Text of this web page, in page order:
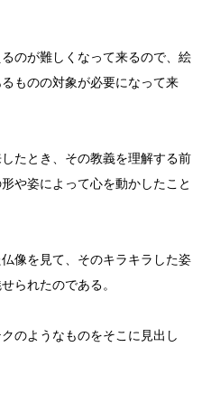
のが難しくなって来るので、絵
ものの対象が必要になって来
たとき、その教義を理解する前
や姿によって心を動かしたこと
像を見て、そのキラキラした姿
られたのである。
のようなものをそこに見出し